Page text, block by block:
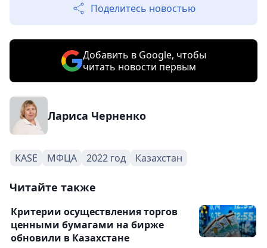
Поделитесь новостью
Добавить в Google, чтобы
читать новости первым
Лариса Черненко
KASE МФЦА 2022 год Казахстан
Читайте также
Критерии осуществления торгов
ценными бумагами на бирже
обновили в Казахстане